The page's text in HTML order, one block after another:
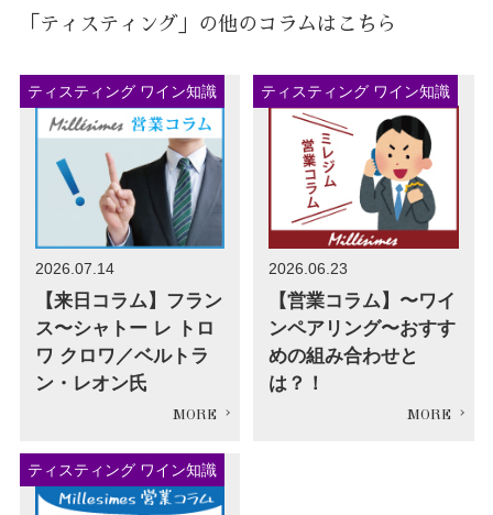
「ティスティング」の他のコラムはこちら
ティスティング ワイン知識
2026.07.14
【来日コラム】フラン
ス〜シャトー レ トロ
ワ クロワ／ベルトラ
ン・レオン氏
ティスティング ワイン知識
2026.06.23
【営業コラム】〜ワイ
ンペアリング〜おすす
めの組み合わせと
は？！
ティスティング ワイン知識